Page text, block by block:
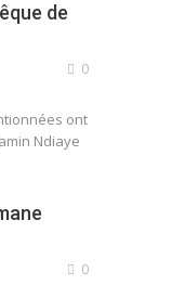
de
0
ont
Ndiaye
0